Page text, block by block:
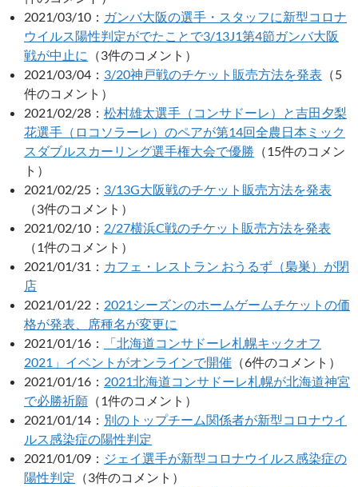
2021/03/10： ガンバ大阪の選手・スタッフに新型コロナ
ウイルス陽性判定がでたことで3/13J1第4節ガンバ大阪
戦が中止に
（3件のコメント）
2021/03/04： 3/20神戸戦のチケット販売方法を発表 （5
件のコメント）
2021/02/28： 松村雄太選手（コンサドーレ）と吉田夕梨
花選手（ロコソラーレ）のペアが第14回全農日本ミック
スダブルスカーリング選手権大会で優勝 （15件のコメン
ト）
2021/02/25： 3/13G大阪戦のチケット販売方法を発表
（3件のコメント）
2021/02/10： 2/27横浜C戦のチケット販売方法を発表
（1件のコメント）
2021/01/31： カフェ・レストラン おうるず（梟巣）が閉
店
2021/01/22： 2021シーズンのホームゲームチケットの価
格が発表、席種名が変更に
2021/01/16：
「北海道コンサドーレ札幌キックオフ
2021」イベントがオンラインで開催 （6件のコメント）
2021/01/16： 2021北海道コンサドーレ札幌が北海道神宮
で必勝祈願 （1件のコメント）
2021/01/14： 別のトップチーム関係者が新型コロナウイ
ルス感染症の陽性判定
2021/01/09： ジェイ選手が新型コロナウイルス感染症の
陽性判定 （3件のコメント）